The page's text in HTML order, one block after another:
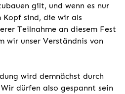
gilt, und wenn es nur
sind, die wir als
Teilnahme an diesem Fest
wir unser Verständnis von
wird demnächst durch
dürfen also gespannt sein